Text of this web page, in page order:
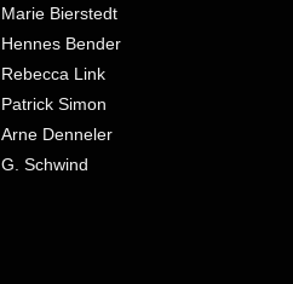
Marie Bierstedt
Hennes Bender
Rebecca Link
Patrick Simon
Arne Denneler
G. Schwind